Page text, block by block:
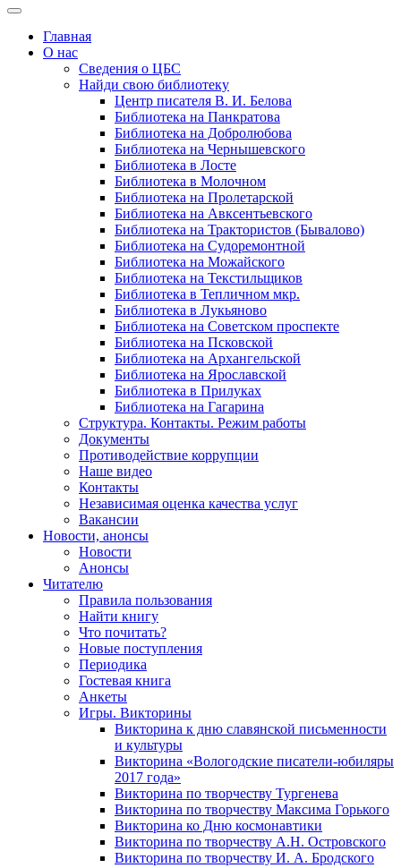
Главная
О нас
Сведения о ЦБС
Найди свою библиотеку
Центр писателя В. И. Белова
Библиотека на Панкратова
Библиотека на Добролюбова
Библиотека на Чернышевского
Библиотека в Лосте
Библиотека в Молочном
Библиотека на Пролетарской
Библиотека на Авксентьевского
Библиотека на Трактористов (Бывалово)
Библиотека на Судоремонтной
Библиотека на Можайского
Библиотека на Текстильщиков
Библиотека в Тепличном мкр.
Библиотека в Лукьяново
Библиотека на Советском проспекте
Библиотека на Псковской
Библиотека на Архангельской
Библиотека на Ярославской
Библиотека в Прилуках
Библиотека на Гагарина
Структура. Контакты. Режим работы
Документы
Противодействие коррупции
Наше видео
Контакты
Независимая оценка качества услуг
Вакансии
Новости, анонсы
Новости
Анонсы
Читателю
Правила пользования
Найти книгу
Что почитать?
Новые поступления
Периодика
Гостевая книга
Анкеты
Игры. Викторины
Викторина к дню славянской письменности
и культуры
Викторина «Вологодские писатели-юбиляры
2017 года»
Викторина по творчеству Тургенева
Викторина по творчеству Максима Горького
Викторина ко Дню космонавтики
Викторина по творчеству А.Н. Островского
Викторина по творчеству И. А. Бродского